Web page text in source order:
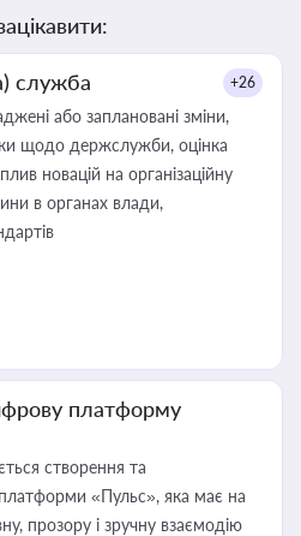
служба +26
або заплановані зміни,
щодо держслужби, оцінка
новацій на організаційну
в органах влади,
платформу
створення та
«Пульс», яка має на
прозору і зручну взаємодію